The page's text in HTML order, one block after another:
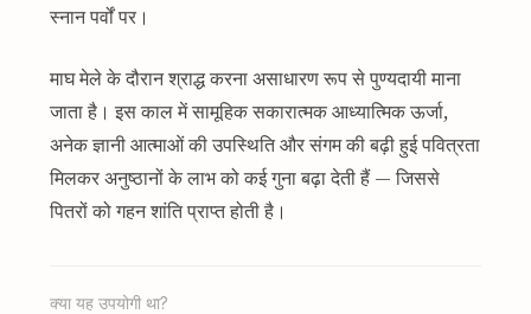
स्नान पर्वों पर।
माघ मेले के दौरान श्राद्ध करना असाधारण रूप से पुण्यदायी माना
जाता है। इस काल में सामूहिक सकारात्मक आध्यात्मिक ऊर्जा,
अनेक ज्ञानी आत्माओं की उपस्थिति और संगम की बढ़ी हुई पवित्रता
मिलकर अनुष्ठानों के लाभ को कई गुना बढ़ा देती हैं — जिससे
पितरों को गहन शांति प्राप्त होती है।
क्या यह उपयोगी था?